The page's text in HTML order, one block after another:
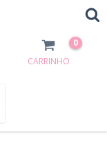
CARRINHO
0